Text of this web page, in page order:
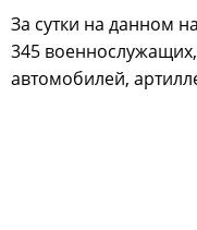
За сутки на данном
345
автомобилей,